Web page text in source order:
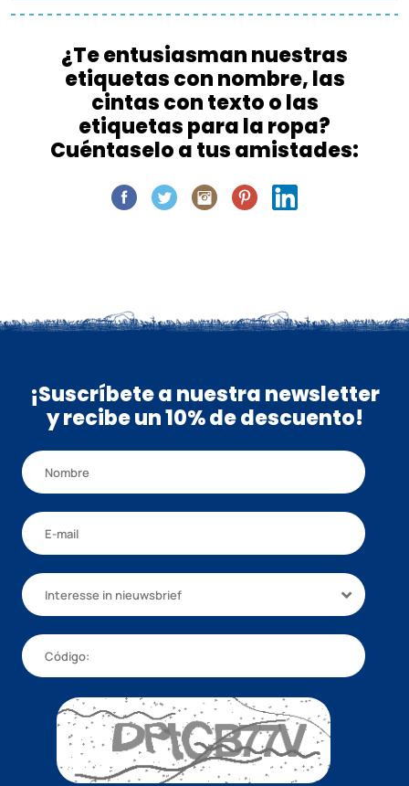
¿Te entusiasman nuestras
etiquetas con nombre, las
cintas con texto o las
etiquetas para la ropa?
Cuéntaselo a tus amistades:
¡Suscríbete a nuestra newsletter
y recibe un 10% de descuento!
Interesse in nieuwsbrief